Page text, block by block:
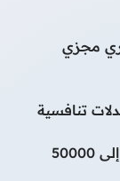
مجزي
تنافسية
وظائف علوم الأرشيف براتب شهري يصل إلى 50000